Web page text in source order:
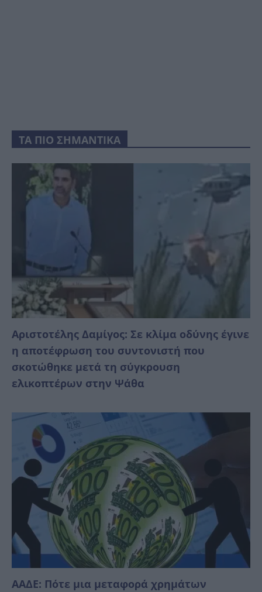
ΤΑ ΠΙΟ ΣΗΜΑΝΤΙΚΑ
Αριστοτέλης Δαμίγος: Σε κλίμα οδύνης έγινε
η αποτέφρωση του συντονιστή που
σκοτώθηκε μετά τη σύγκρουση
ελικοπτέρων στην Ψάθα
ΑΑΔΕ: Πότε μια μεταφορά χρημάτων